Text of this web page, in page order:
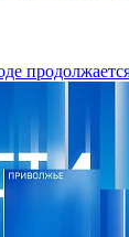
продолжается